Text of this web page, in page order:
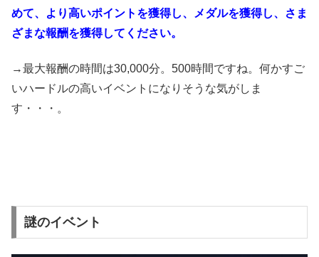
めて、より高いポイントを獲得し、メダルを獲得し、さま
ざまな報酬を獲得してください。
→最大報酬の時間は30,000分。500時間ですね。何かすご
いハードルの高いイベントになりそうな気がしま
す・・・。
謎のイベント